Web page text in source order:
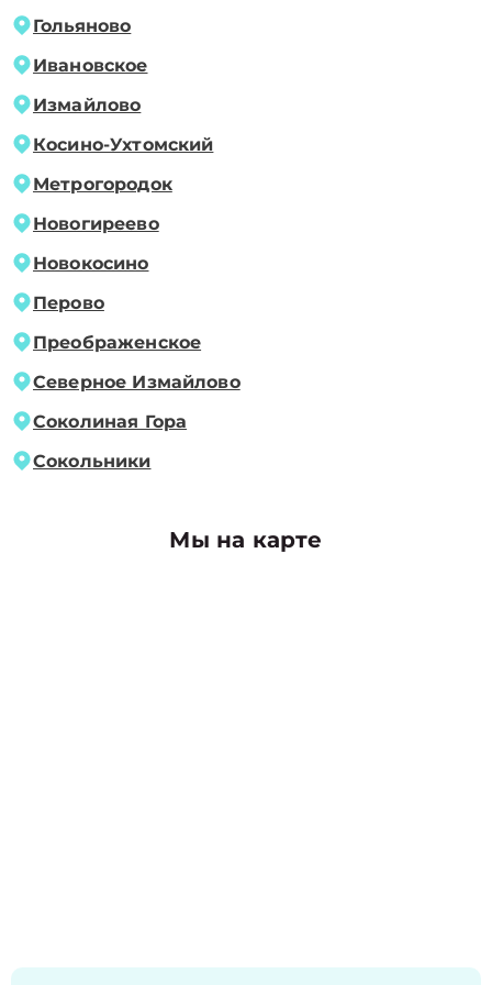
Гольяново
Ивановское
Измайлово
Косино-Ухтомский
Метрогородок
Новогиреево
Новокосино
Перово
Преображенское
Северное Измайлово
Соколиная Гора
Сокольники
Мы на карте